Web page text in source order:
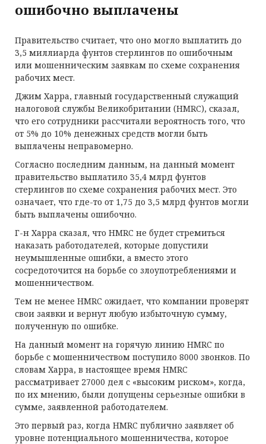
ошибочно выплачены
Правительство считает, что оно могло выплатить до
3,5 миллиарда фунтов стерлингов по ошибочным
или мошенническим заявкам по схеме сохранения
рабочих мест.
Джим Харра, главный государственный служащий
налоговой службы Великобритании (HMRC), сказал,
что его сотрудники рассчитали вероятность того, что
от 5% до 10% денежных средств могли быть
выплачены неправомерно.
Согласно последним данным, на данный момент
правительство выплатило 35,4 млрд фунтов
стерлингов по схеме сохранения рабочих мест. Это
означает, что где-то от 1,75 до 3,5 млрд фунтов могли
быть выплачены ошибочно.
Г-н Харра сказал, что HMRC не будет стремиться
наказать работодателей, которые допустили
неумышленные ошибки, а вместо этого
сосредоточится на борьбе со злоупотреблениями и
мошенничеством.
Тем не менее HMRC ожидает, что компании проверят
свои заявки и вернут любую избыточную сумму,
полученную по ошибке.
На данный момент на горячую линию HMRC по
борьбе с мошенничеством поступило 8000 звонков. По
словам Харра, в настоящее время HMRC
рассматривает 27000 дел с «высоким риском», когда,
по их мнению, были допущены серьезные ошибки в
сумме, заявленной работодателем.
Это первый раз, когда HMRC публично заявляет об
уровне потенциального мошенничества, которое